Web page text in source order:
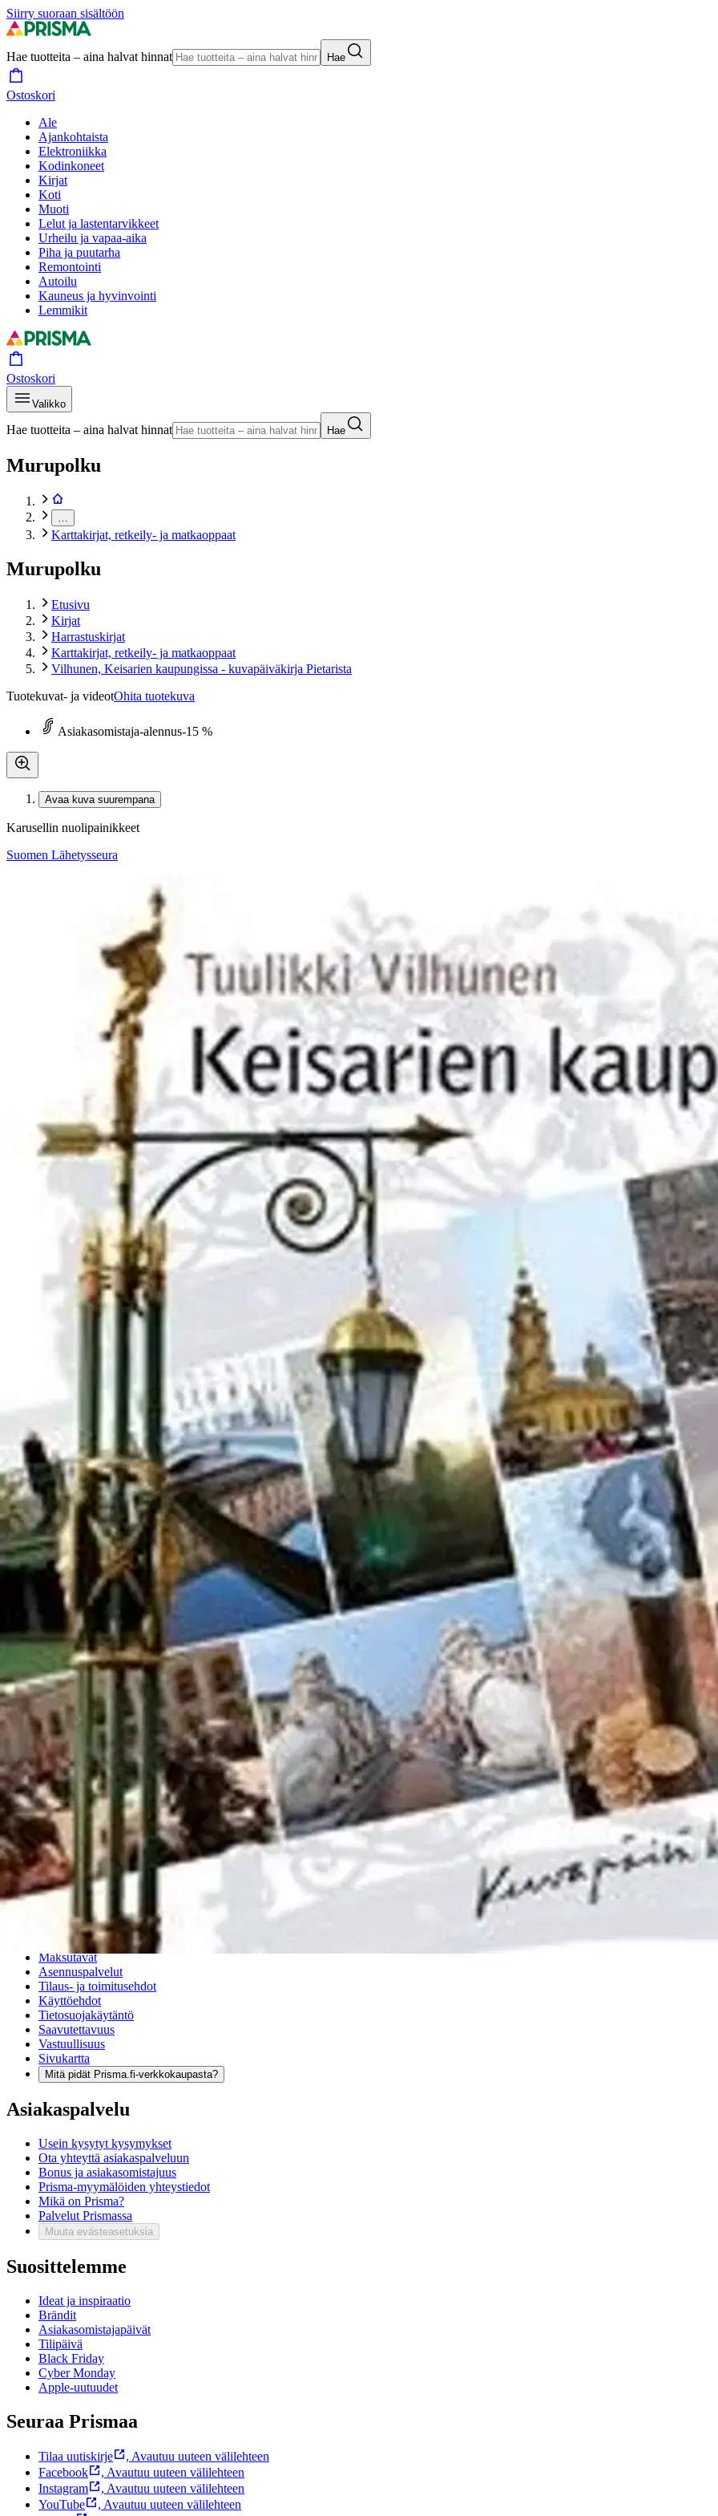
Siirry suoraan sisältöön
Hae tuotteita – aina halvat hinnat Hae
Ostoskori
Ale
Ajankohtaista
Elektroniikka
Kodinkoneet
Kirjat
Koti
Muoti
Lelut ja lastentarvikkeet
Urheilu ja vapaa-aika
Piha ja puutarha
Remontointi
Autoilu
Kauneus ja hyvinvointi
Lemmikit
Ostoskori
Valikko
Hae tuotteita – aina halvat hinnat Hae
Murupolku
Karttakirjat, retkeily- ja matkaoppaat
Murupolku
Etusivu
Kirjat
Harrastuskirjat
Karttakirjat, retkeily- ja matkaoppaat
Vilhunen, Keisarien kaupungissa - kuvapäiväkirja Pietarista
Tuotekuvat- ja videotOhita tuotekuva
Asiakasomistaja-alennus-15 %
Avaa kuva suurempana
Karusellin nuolipainikkeet
Suomen Lähetysseura
Vilhunen, Keisarien kaupungissa - kuvapäiväkirja Pietarista
Hinta ilman S-Etukorttia: 12,35 €
Verkkokaupan hinta
Valitse toimitustapa
Nouto myymälästä
Ei saatavilla
Toimitus
Ei saatavilla
Ilmainen toimitus yli 100 €:n tilauksille Postin pakettiautomaattiin tai
Etu ei koske Suuri‑lisäpalvelulla toimitettavia tuotteita.
Tarkista myymäläsaatavuus
Pietari suuri alkoi rakentaa Pietarin kaupunkia aikoinaan pääasiassa suomalaisten asuttamalle Inkerinmaalle. Keisarien kaupunki ja
yllättävillä tavoilla ja tasoilla. Samoin ihmiset ja elämä. Kristallikruunut loistavat samalla kun monenlaiset ihmiskohtalot tulevat näkyviksi
syntyi uudelleen ortodoksikirkon 1000-vuotisjuhlan ja Neuvostoliiton romahduksen myötä. Alkuaan suomalaisten kirkko on muuttunut
kokoontua. Suomalaiset työntekijät ovat palvelleet sitä sen uuden heräämisen alusta saakka. Keisarien kaupungissa -kirja sisältää yhden
elämässä. Kodittomien lasten kohtalot, suuret ja pienet tapahtumat ja työmatkat avaavat näkökulmia Inkerin kirkon elämään. Tekijää on
kulttuuritarjonta.
Näytä lisää tuotekuvausta
Ominaisuudet
Oletko tyytyväinen tuotetietoihin?
Ovatko tuotetiedot riittävät? Jos tuotetiedoissa on puutteita tai niitä voisi muuten parantaa, anna palautetta.
Anna palautetta Avautuu uuteen välilehteen
Verkkokauppa
Ohjeet
Ensitilaajan pikaopas
Myymälänouto
Palautukset
Reklamaatio
Takuu ja huolto
Toimitustavat
Maksutavat
Asennuspalvelut
Tilaus- ja toimitusehdot
Käyttöehdot
Tietosuojakäytäntö
Saavutettavuus
Vastuullisuus
Sivukartta
Mitä pidät Prisma.fi-verkkokaupasta?
Asiakaspalvelu
Usein kysytyt kysymykset
Ota yhteyttä asiakaspalveluun
Bonus ja asiakasomistajuus
Prisma-myymälöiden yhteystiedot
Mikä on Prisma?
Palvelut Prismassa
Muuta evästeasetuksia
Suosittelemme
Ideat ja inspiraatio
Brändit
Asiakasomistajapäivät
Tilipäivä
Black Friday
Cyber Monday
Apple-uutuudet
Seuraa Prismaa
Tilaa uutiskirje , Avautuu uuteen välilehteen
Facebook
, Avautuu uuteen välilehteen
Instagram
, Avautuu uuteen välilehteen
YouTube
, Avautuu uuteen välilehteen